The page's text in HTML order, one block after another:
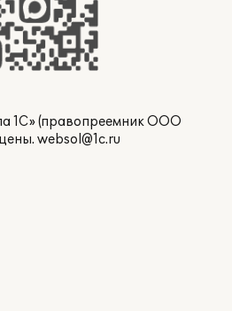
1С» (правопреемник ООО
websol@1c.ru